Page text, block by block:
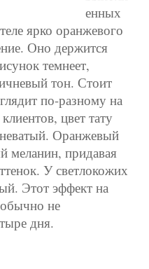
енных
ярко оранжевого
Оно держится
темнеет,
тон. Стоит
по-разному на
цвет тату
Оранжевый
меланин, придавая
У светлокожих
Этот эффект на
не
дня.